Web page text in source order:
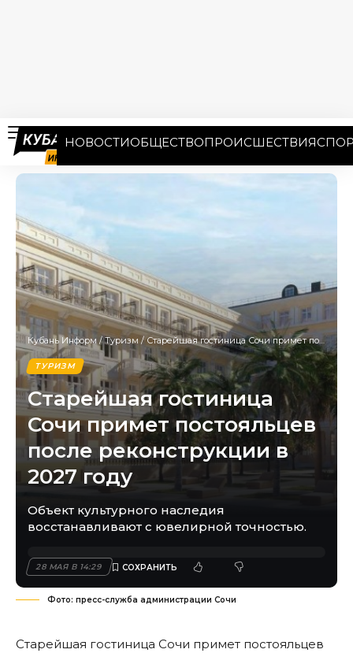
НОВОСТИОБЩЕСТВОПРОИСШЕСТВИЯ
Кубань Информ /Туризм /Старейшая гостиница Сочи примет постояльцев после реконструкции в 2027 году
ТУРИЗМ
Старейшая гостиница
Сочи примет постояльцев
после реконструкции в
2027 году
Объект культурного наследия
восстанавливают с ювелирной точностью.
28 МАЯ В 14:29
Фото: пресс-служба администрации Сочи
Старейшая гостиница Сочи примет постояльцев